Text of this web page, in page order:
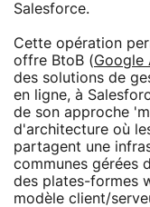
Salesforce.
Cette opération
offre BtoB (Google
des solutions de
en ligne, à
de son approche
d'architecture où
partagent une
communes gérées
des plates-formes
modèle client/